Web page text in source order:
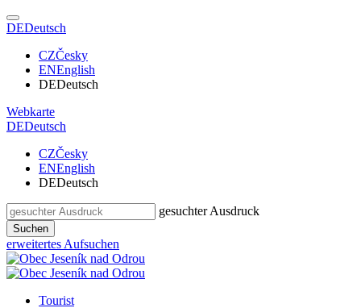
DEDeutsch
CZČesky
ENEnglish
DEDeutsch
Webkarte
DEDeutsch
CZČesky
ENEnglish
DEDeutsch
gesuchter Ausdruck
Suchen
erweitertes Aufsuchen
Tourist